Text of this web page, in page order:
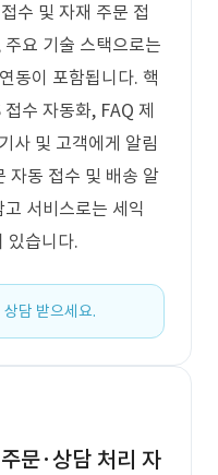
수 및 자재 주문 접
요 기술 스택으로는
동이 포함됩니다. 핵
수 자동화, FAQ 제
사 및 고객에게 알림
자동 접수 및 배송 알
서비스로는 세익
있습니다.
담 받으세요.
문·상담 처리 자